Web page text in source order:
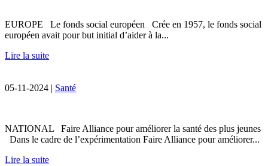
EUROPE Le fonds social européen Crée en 1957, le fonds social
européen avait pour but initial d’aider à la...
Lire la suite
05-11-2024 | Santé
NATIONAL Faire Alliance pour améliorer la santé des plus jeunes
Dans le cadre de l’expérimentation Faire Alliance pour améliorer...
Lire la suite